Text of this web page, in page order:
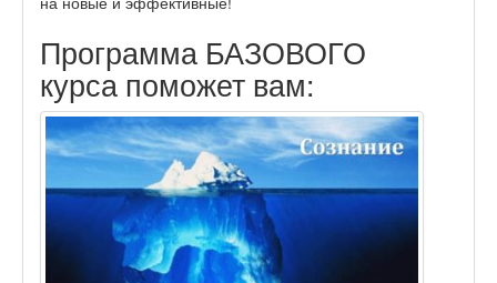
Программа БАЗОВОГО
курса поможет вам: